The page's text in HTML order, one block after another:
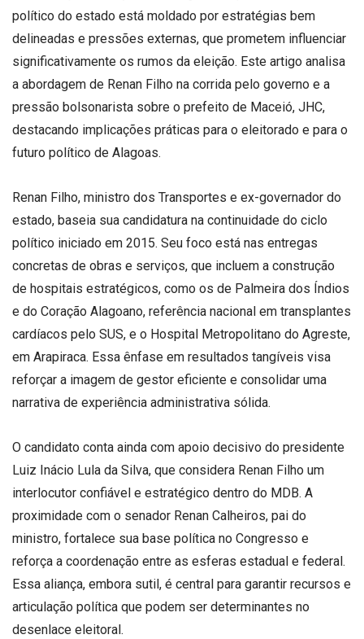
político do estado está moldado por estratégias bem
delineadas e pressões externas, que prometem influenciar
significativamente os rumos da eleição. Este artigo analisa
a abordagem de Renan Filho na corrida pelo governo e a
pressão bolsonarista sobre o prefeito de Maceió, JHC,
destacando implicações práticas para o eleitorado e para o
futuro político de Alagoas.
Renan Filho, ministro dos Transportes e ex-governador do
estado, baseia sua candidatura na continuidade do ciclo
político iniciado em 2015. Seu foco está nas entregas
concretas de obras e serviços, que incluem a construção
de hospitais estratégicos, como os de Palmeira dos Índios
e do Coração Alagoano, referência nacional em transplantes
cardíacos pelo SUS, e o Hospital Metropolitano do Agreste,
em Arapiraca. Essa ênfase em resultados tangíveis visa
reforçar a imagem de gestor eficiente e consolidar uma
narrativa de experiência administrativa sólida.
O candidato conta ainda com apoio decisivo do presidente
Luiz Inácio Lula da Silva, que considera Renan Filho um
interlocutor confiável e estratégico dentro do MDB. A
proximidade com o senador Renan Calheiros, pai do
ministro, fortalece sua base política no Congresso e
reforça a coordenação entre as esferas estadual e federal.
Essa aliança, embora sutil, é central para garantir recursos e
articulação política que podem ser determinantes no
desenlace eleitoral.